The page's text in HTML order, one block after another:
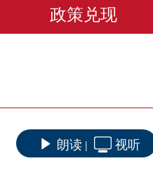
政策兑现
朗读 | 视听